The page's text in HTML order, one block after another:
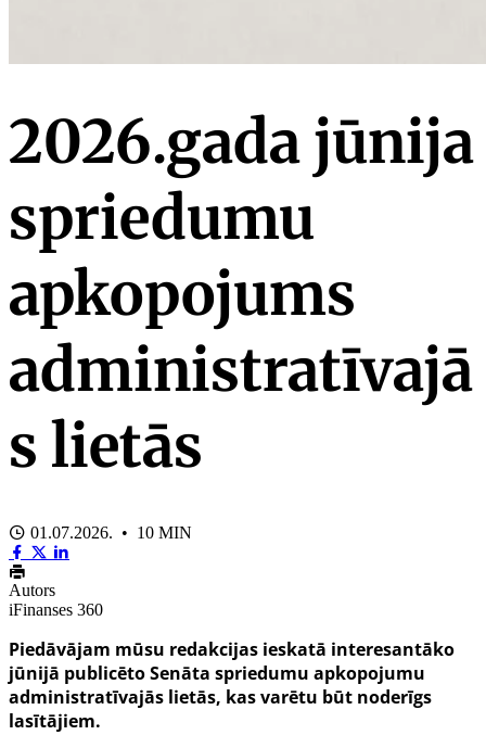
2026.gada jūnija
spriedumu
apkopojums
administratīvajā
s lietās
01.07.2026. • 10 MIN
Autors
iFinanses 360
Piedāvājam mūsu redakcijas ieskatā interesantāko
jūnijā publicēto Senāta spriedumu apkopojumu
administratīvajās lietās, kas varētu būt noderīgs
lasītājiem.